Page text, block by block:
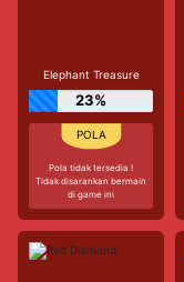
Elephant Treasure
23%
Pola tidak tersedia !
Tidak disarankan bermain
di game ini